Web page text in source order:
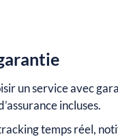
un service avec
incluses.
temps réel,